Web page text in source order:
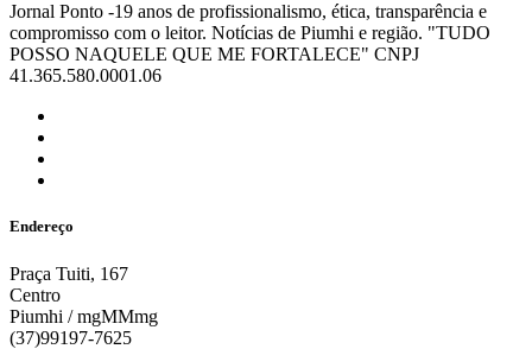
Jornal Ponto -19 anos de profissionalismo, ética, transparência e
compromisso com o leitor. Notícias de Piumhi e região. "TUDO
POSSO NAQUELE QUE ME FORTALECE" CNPJ
41.365.580.0001.06
Endereço
Praça Tuiti, 167
Centro
Piumhi / mgMMmg
(37)99197-7625